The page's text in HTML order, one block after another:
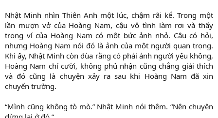
Nhật Minh nhìn Thiên Anh một lúc, chậm rãi kể. Trong một
lần mượn vở của Hoàng Nam, cậu vô tình làm rơi và thấy
trong ví của Hoàng Nam có một bức ảnh nhỏ. Cậu có hỏi,
nhưng Hoàng Nam nói đó là ảnh của một người quan trọng.
Khi ấy, Nhật Minh còn đùa rằng có phải ảnh người yêu không,
Hoàng Nam chỉ cười, không phủ nhận cũng chẳng giải thích
và đó cũng là chuyện xảy ra sau khi Hoàng Nam đã xin
chuyển trường.
“Mình cũng không tò mò.” Nhật Minh nói thêm. “Nên chuyện